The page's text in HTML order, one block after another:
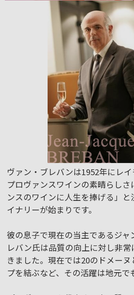
ヴァン・ブレバンは1952年にレ
プロヴァンスワインの素晴らしさ
ンスのワインに人生を捧げる」と
イナリーが始まりです。
彼の息子で現在の当主であるジャ
レバン氏は品質の向上に対し非常
きました。現在では20のドメー
プを結ぶなど、その活躍は地元で